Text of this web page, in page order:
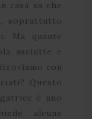
casa sa che
soprattutto
Ma quante
asciutte e
con
Questo
è uno
alcune